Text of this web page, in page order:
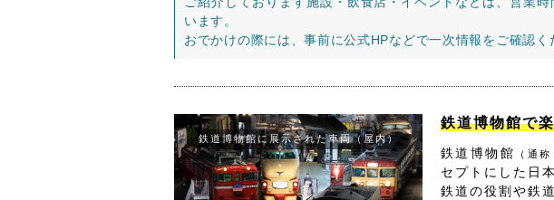
います。
おでかけの際には、事前に公式HPなどで一次情報をご確認く
鉄道博物館に展示された車両（屋内）
鉄道博物館で
鉄道博物館 （通
セプトにした日
鉄道の役割や鉄